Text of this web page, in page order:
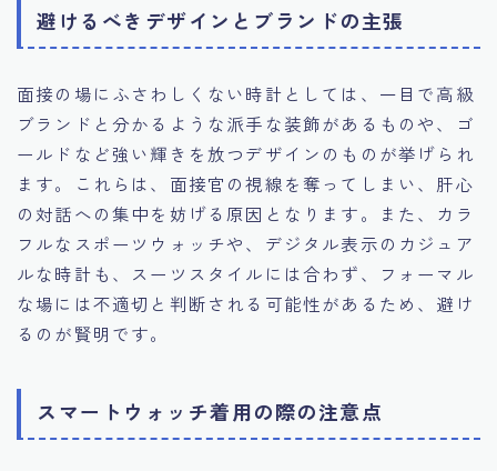
避けるべきデザインとブランドの主張
面接の場にふさわしくない時計としては、一目で高級
ブランドと分かるような派手な装飾があるものや、ゴ
ールドなど強い輝きを放つデザインのものが挙げられ
ます。これらは、面接官の視線を奪ってしまい、肝心
の対話への集中を妨げる原因となります。また、カラ
フルなスポーツウォッチや、デジタル表示のカジュア
ルな時計も、スーツスタイルには合わず、フォーマル
な場には不適切と判断される可能性があるため、避け
るのが賢明です。
スマートウォッチ着用の際の注意点